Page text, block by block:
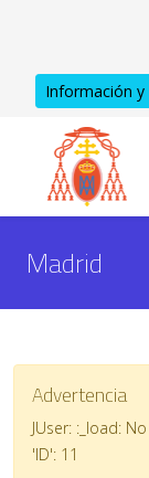
Información y
Madrid
Advertencia
JUser: :_load:
'ID': 11